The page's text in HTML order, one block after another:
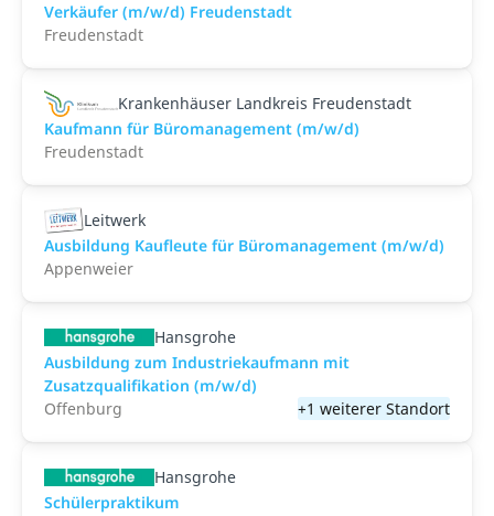
Verkäufer (m/w/d) Freudenstadt
Freudenstadt
Krankenhäuser Landkreis Freudenstadt
Kaufmann für Büromanagement (m/w/d)
Freudenstadt
Leitwerk
Ausbildung Kaufleute für Büromanagement (m/w/d)
Appenweier
Hansgrohe
Ausbildung zum Industriekaufmann mit
Zusatzqualifikation (m/w/d)
Offenburg
+1 weiterer Standort
Hansgrohe
Schülerpraktikum